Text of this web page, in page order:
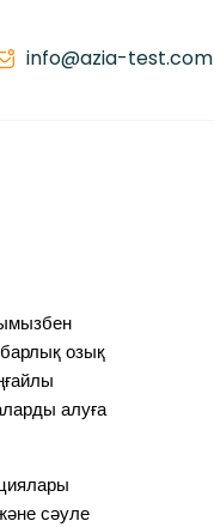
info@azia-test.com
озық
алуға
сәуле